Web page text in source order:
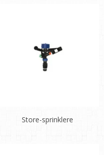
Store-sprinklere